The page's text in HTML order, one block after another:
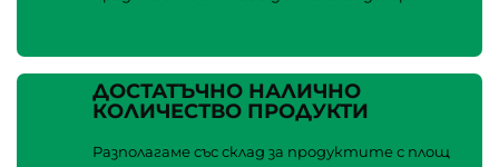
ДОСТАТЪЧНО НАЛИЧНО
КОЛИЧЕСТВО ПРОДУКТИ
Разполагаме със склад за продуктите с площ